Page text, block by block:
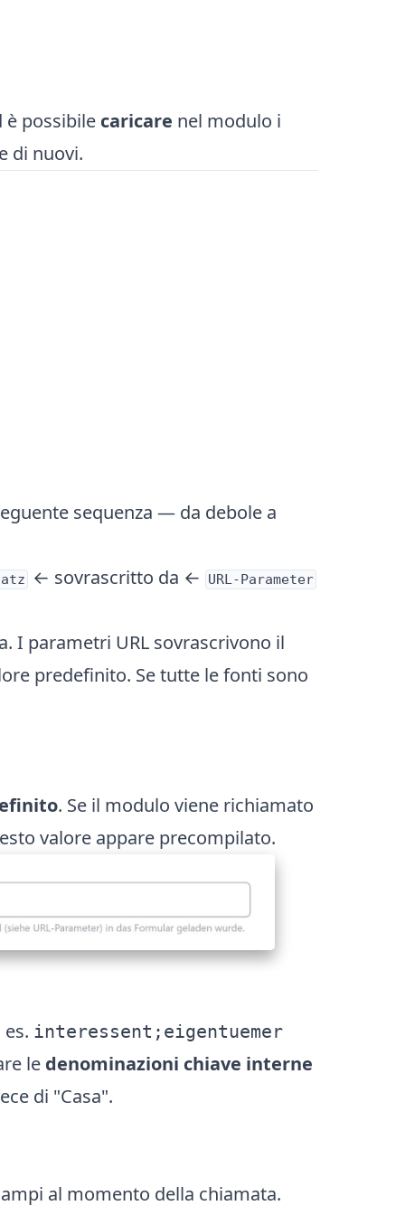
possibile caricare nel modulo i
di nuovi.
sequenza — da debole a
← sovrascritto da ← URL-Parameter
I parametri URL sovrascrivono il
predefinito. Se tutte le fonti sono
. Se il modulo viene richiamato
valore appare precompilato.
es. interessent;eigentuemer
le denominazioni chiave interne
di "Casa".
al momento della chiamata.